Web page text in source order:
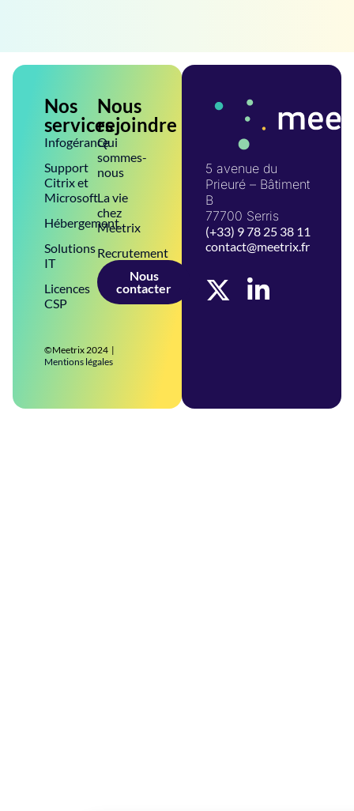
5 avenue du
Prieuré – Bâtiment
B
77700 Serris
(+33) 9 78 25 38 11
contact@meetrix.fr
Nos
services
Infogérance
Support
Citrix et
Microsoft
Hébergement
Solutions
IT
Licences
CSP
Nous
rejoindre
Qui
sommes-
nous
La vie
chez
Meetrix
Recrutement
Nous
contacter
©Meetrix 2024 |
Mentions légales